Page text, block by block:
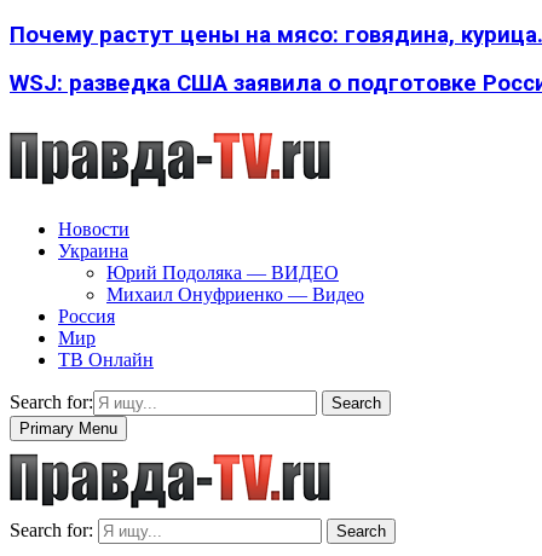
Почему растут цены на мясо: говядина,
WSJ: разведка США заявила о подготовке
Новости
Украина
Юрий Подоляка — ВИДЕО
Михаил Онуфриенко — Видео
Россия
Мир
ТВ Онлайн
Search for:
Search
Primary Menu
Search for: Search